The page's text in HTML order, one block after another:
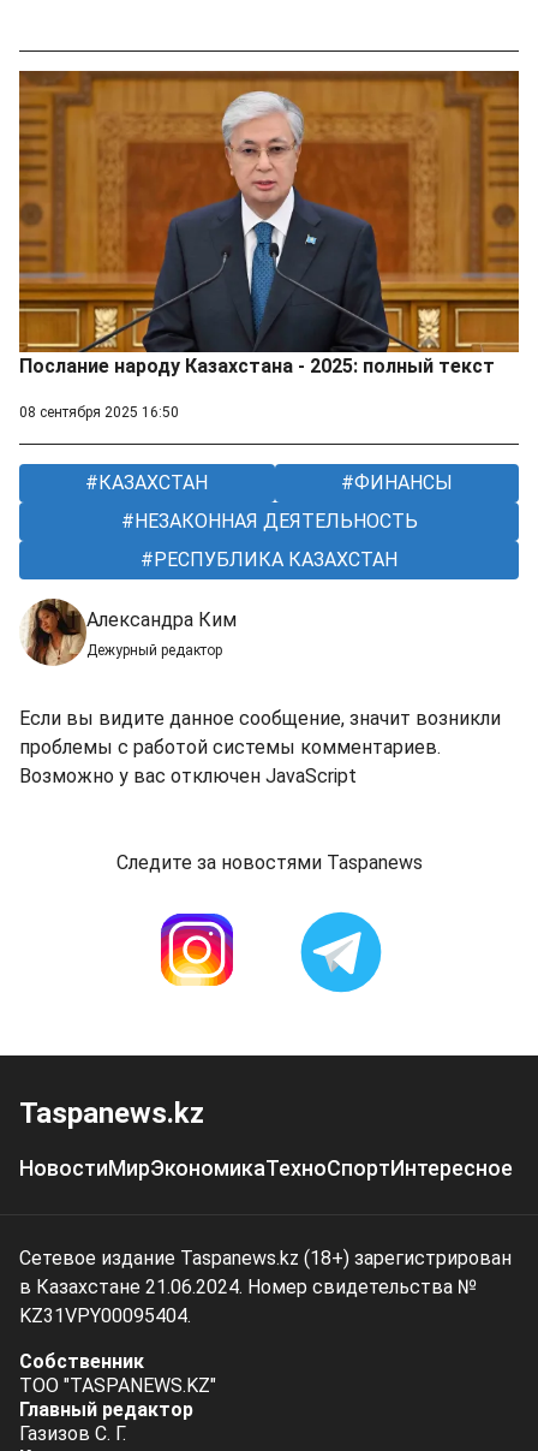
Послание народу Казахстана - 2025: полный текст
08 сентября 2025 16:50
КАЗАХСТАН
ФИНАНСЫ
НЕЗАКОННАЯ ДЕЯТЕЛЬНОСТЬ
РЕСПУБЛИКА КАЗАХСТАН
Александра Ким
Дежурный редактор
Если вы видите данное сообщение, значит возникли
проблемы с работой системы комментариев.
Возможно у вас отключен JavaScript
Следите за новостями Taspanews
Taspanews.kz
НовостиМирЭкономикаТехноСпортИнтересное
Сетевое издание Taspanews.kz (18+) зарегистрирован
в Казахстане 21.06.2024. Номер свидетельства №
KZ31VPY00095404.
Собственник
ТОО "TASPANEWS.KZ"
Главный редактор
Газизов С. Г.